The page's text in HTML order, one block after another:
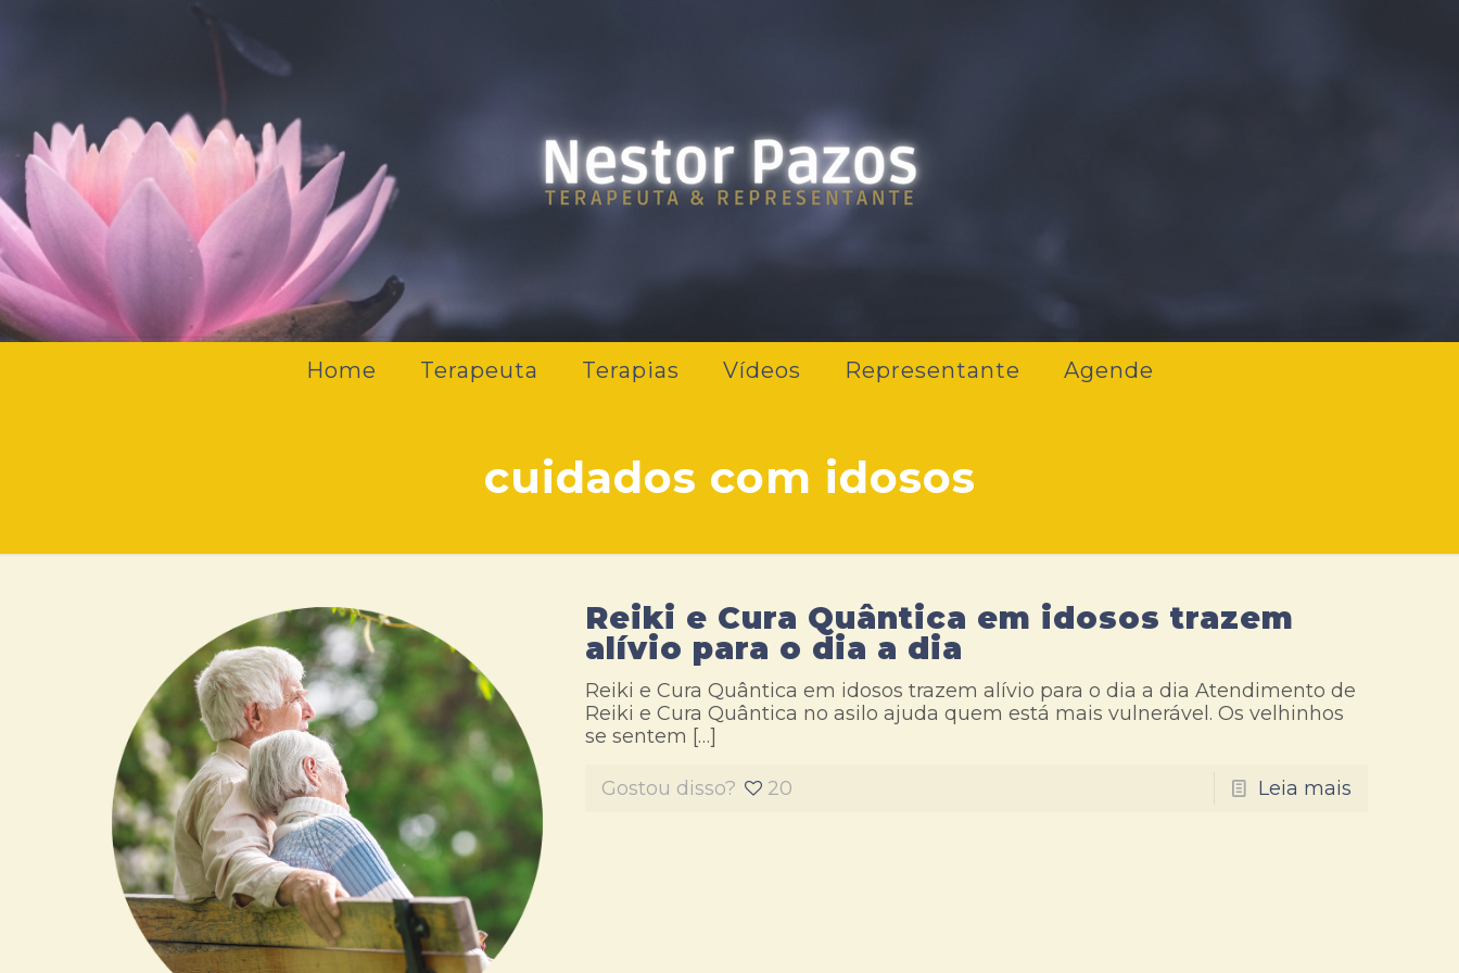
Home Terapeuta Terapias Vídeos Representante Agende
cuidados com idosos
Reiki e Cura Quântica em idosos trazem
alívio para o dia a dia
Reiki e Cura Quântica em idosos trazem alívio para o dia a dia Atendimento de
Reiki e Cura Quântica no asilo ajuda quem está mais vulnerável. Os velhinhos
se sentem […]
Gostou disso? 20 Leia mais